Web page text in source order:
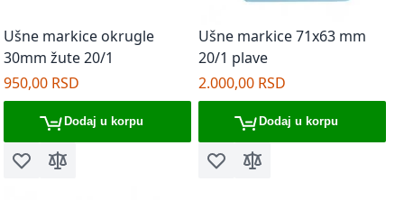
Ušne markice okrugle
30mm žute 20/1
950,00 RSD
Dodaj u korpu
Dodaj u listu želja
Dodaj za poređenje
Ušne markice 71x63 mm
20/1 plave
2.000,00 RSD
Dodaj u korpu
Dodaj u listu želja
Dodaj za poređenje